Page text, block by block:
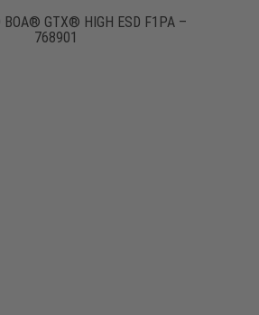
BOA® GTX® HIGH ESD F1PA –
768901